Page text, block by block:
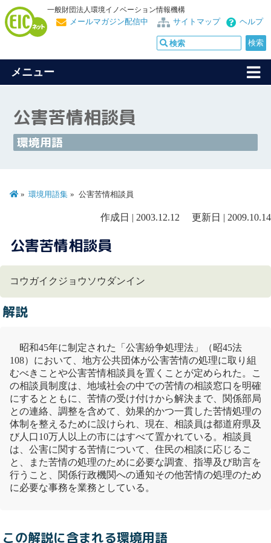
一般財団法人環境イノベーション情報機構
ヘルプ
サイトマップ
メールマガジン配信中
メニュー
公害苦情相談員
環境用語
環境用語集 公害苦情相談員
作成日 | 2003.12.12 更新日 | 2009.10.14
公害苦情相談員
コウガイクジョウソウダンイン
解説
昭和45年に制定された「 公害紛争処理法 」（昭45法
108）において、地方公共団体が公害苦情の処理に取り組
むべきことや公害苦情相談員を置くことが定められた。こ
の相談員制度は、地域社会の中での苦情の相談窓口を明確
にするとともに、苦情の受け付けから解決まで、関係部局
との連絡、調整を含めて、効果的かつ一貫した苦情処理の
体制を整えるために設けられ、現在、相談員は都道府県及
び人口10万人以上の市にはすべて置かれている。相談員
は、 公害に関する苦情について、住民の相談に応じるこ
と、また苦情の処理のために必要な調査、指導及び助言を
行うこと、関係行政機関への通知その他苦情の処理のため
に必要な事務を業務としている。
この解説に含まれる環境用語